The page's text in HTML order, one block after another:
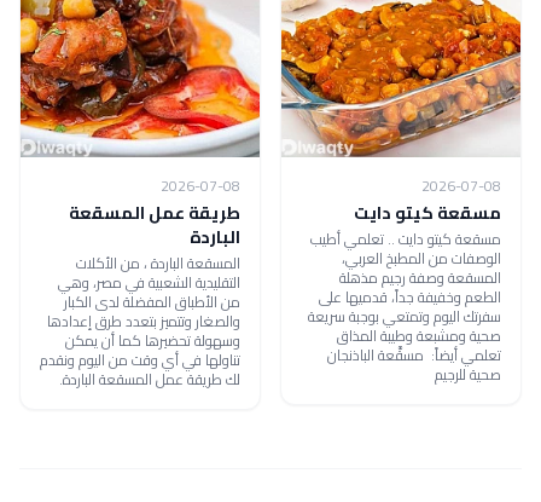
2026-07-08
مسقعة كيتو دايت
مسقعة كيتو دايت .. تعلمي أطيب
الوصفات من المطبخ العربي،
المسقعة وصفة رجيم مذهلة
الطعم وخفيفة جداً، قدميها على
سفرتك اليوم وتمتعي بوجبة سريعة
صحية ومشبعة وطيبة المذاق
تعلمي أيضاً: مسقَّعة الباذنجان
صحية للرجيم
2026-07-08
طريقة عمل المسقعة
الباردة
المسقعة الباردة ، من الأكلات
التقليدية الشعبية في مصر، وهي
من الأطباق المفضلة لدى الكبار
والصغار وتتميز بتعدد طرق إعدادها
وسهولة تحضيرها كما أن يمكن
تناولها في أي وقت من اليوم ونقدم
لك طريقة عمل المسقعة الباردة.